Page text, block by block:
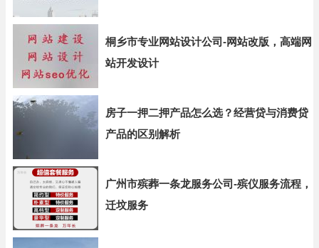
桐乡市专业网站设计公司-网站改版，高端网
站开发设计
房子一押二押产品怎么选？经营贷与消费贷
产品的区别解析
广州市殡葬一条龙服务公司-殡仪服务流程，
迁坟服务